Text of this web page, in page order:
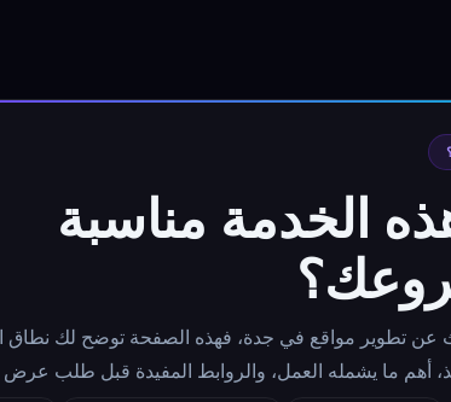
الخدمة مناسبة
عن تطوير مواقع في جدة، فهذه الصفحة توضح لك نطاق
أهم ما يشمله العمل، والروابط المفيدة قبل طلب